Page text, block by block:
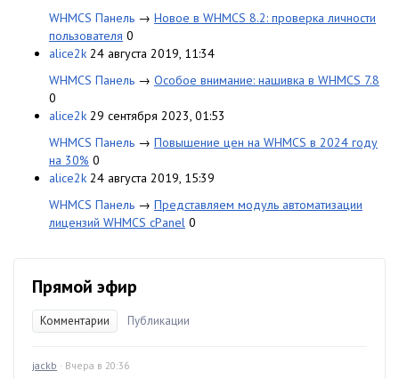
WHMCS Панель → Новое в WHMCS 8.2: проверка личности
пользователя 0
alice2k 24 августа 2019, 11:34
WHMCS Панель → Особое внимание: нашивка в WHMCS 7.8
0
alice2k 29 сентября 2023, 01:53
WHMCS Панель → Повышение цен на WHMCS в 2024 году
на 30% 0
alice2k 24 августа 2019, 15:39
WHMCS Панель → Представляем модуль автоматизации
лицензий WHMCS cPanel 0
Прямой эфир
Комментарии Публикации
jackb · Вчера в 20:36